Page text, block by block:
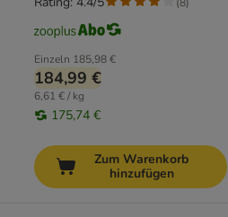
Einzeln 185,98 €
184,99 €
6,61 € / kg
175,74 €
Zum Warenkorb
hinzufügen